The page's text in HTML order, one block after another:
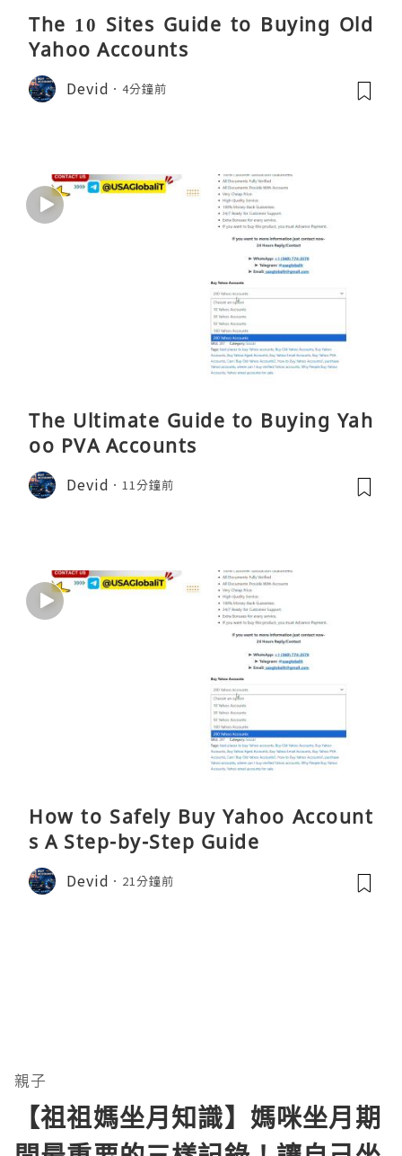
The 10 Sites Guide to Buying Old
Yahoo Accounts
Devid 4分鐘前
The Ultimate Guide to Buying Yah
oo PVA Accounts
Devid 11分鐘前
How to Safely Buy Yahoo Account
s A Step-by-Step Guide
Devid 21分鐘前
親子
【祖祖媽坐月知識】媽咪坐月期